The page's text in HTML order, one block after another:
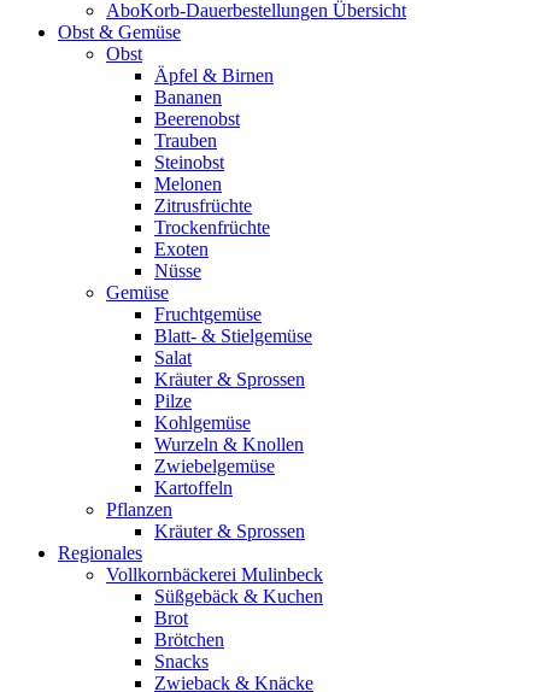
AboKorb-Dauerbestellungen Übersicht
Obst & Gemüse
Obst
Äpfel & Birnen
Bananen
Beerenobst
Trauben
Steinobst
Melonen
Zitrusfrüchte
Trockenfrüchte
Exoten
Nüsse
Gemüse
Fruchtgemüse
Blatt- & Stielgemüse
Salat
Kräuter & Sprossen
Pilze
Kohlgemüse
Wurzeln & Knollen
Zwiebelgemüse
Kartoffeln
Pflanzen
Kräuter & Sprossen
Regionales
Vollkornbäckerei Mulinbeck
Süßgebäck & Kuchen
Brot
Brötchen
Snacks
Zwieback & Knäcke